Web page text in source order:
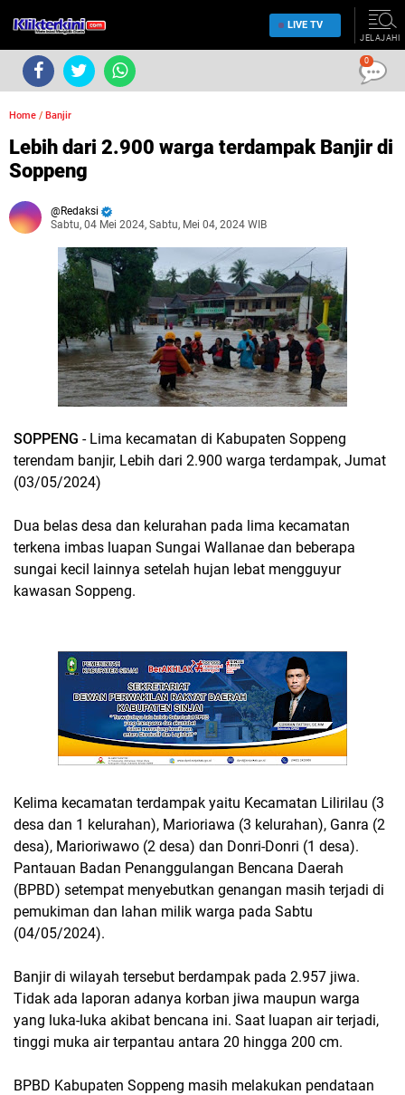
LIVE TV
JELAJAHI
Home / Banjir
Lebih dari 2.900 warga terdampak Banjir di
Soppeng
Redaksi
Sabtu, 04 Mei 2024, Sabtu, Mei 04, 2024 WIB
SOPPENG - Lima kecamatan di Kabupaten Soppeng
terendam banjir, Lebih dari 2.900 warga terdampak, Jumat
(03/05/2024)
Dua belas desa dan kelurahan pada lima kecamatan
terkena imbas luapan Sungai Wallanae dan beberapa
sungai kecil lainnya setelah hujan lebat mengguyur
kawasan Soppeng.
Kelima kecamatan terdampak yaitu Kecamatan Lilirilau (3
desa dan 1 kelurahan), Marioriawa (3 kelurahan), Ganra (2
desa), Marioriwawo (2 desa) dan Donri-Donri (1 desa).
Pantauan Badan Penanggulangan Bencana Daerah
(BPBD) setempat menyebutkan genangan masih terjadi di
pemukiman dan lahan milik warga pada Sabtu
(04/05/2024).
Banjir di wilayah tersebut berdampak pada 2.957 jiwa.
Tidak ada laporan adanya korban jiwa maupun warga
yang luka-luka akibat bencana ini. Saat luapan air terjadi,
tinggi muka air terpantau antara 20 hingga 200 cm.
BPBD Kabupaten Soppeng masih melakukan pendataan
0